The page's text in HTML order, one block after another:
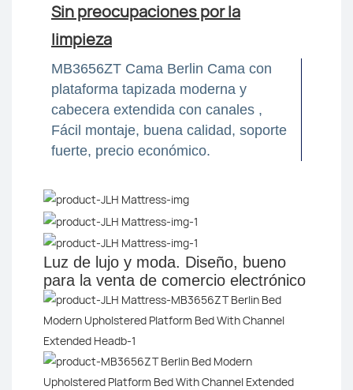
Sin preocupaciones por la
limpieza
MB3656ZT Cama Berlin Cama con
plataforma tapizada moderna y
cabecera extendida con canales ,
Fácil montaje, buena calidad, soporte
fuerte, precio económico.
Luz de lujo y moda. Diseño, bueno
para la venta de comercio electrónico